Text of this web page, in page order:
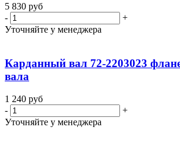
5 830 руб
-
+
Уточняйте у менеджера
Карданный вал 72-2203023
вала
1 240 руб
-
+
Уточняйте у менеджера